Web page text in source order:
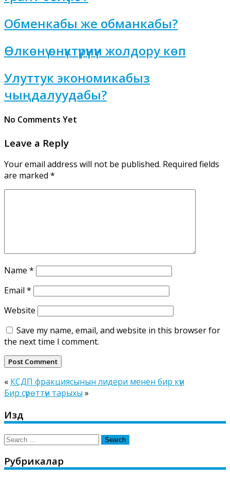
Обменкабы же обманкабы?
Өлкөнү өнүктүрүүнүн жолдору көп
Улуттук экономикабыз
чыңдалуудабы?
No Comments Yet
Leave a Reply
Your email address will not be published. Required fields
are marked *
Name *
Email *
Website
Save my name, email, and website in this browser for
the next time I comment.
« КСДП фракциясынын лидери менен бир күн
Бир сүрөттүн тарыхы »
Издөө
Search
Рубрикалар